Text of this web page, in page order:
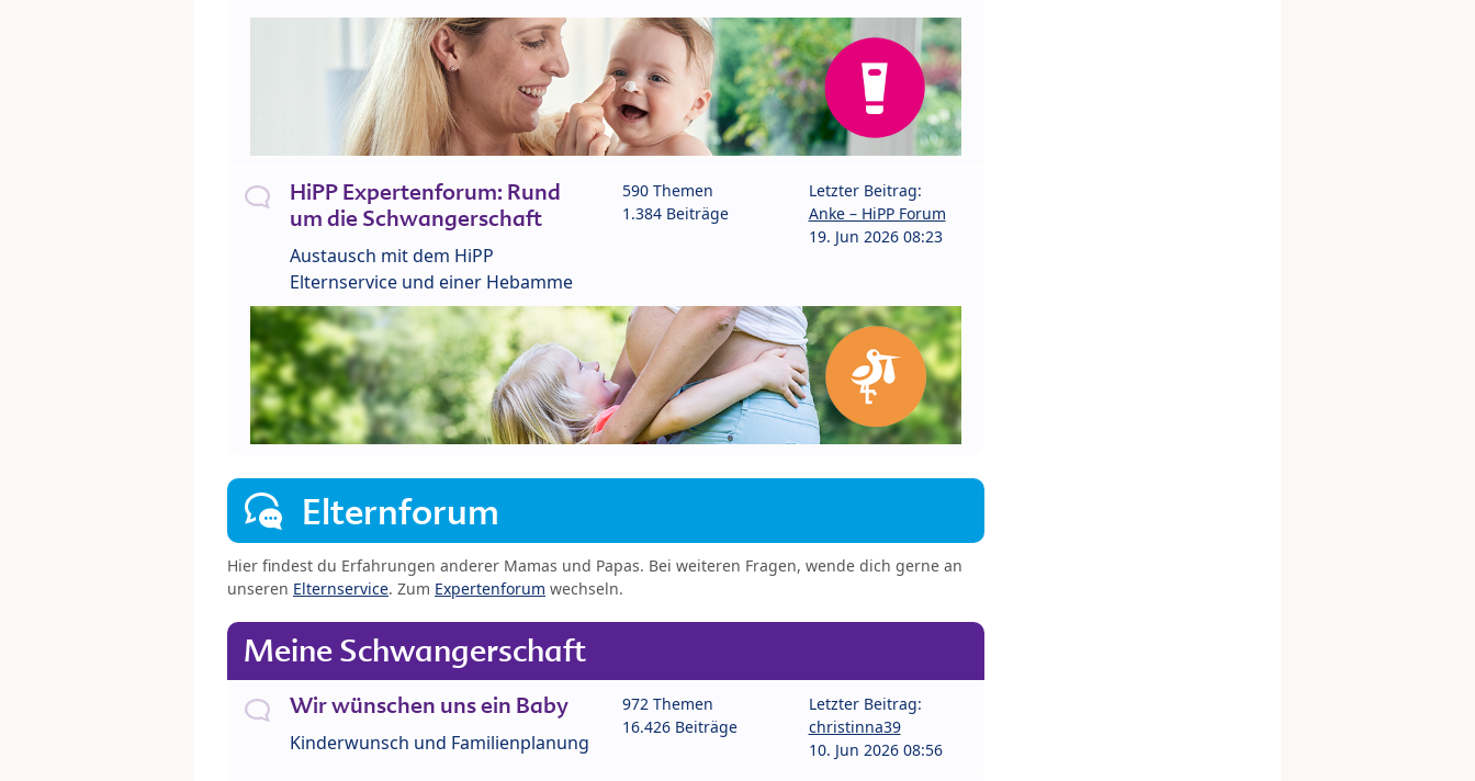
HiPP Expertenforum: Rund
um die Schwangerschaft
Austausch mit dem HiPP
Elternservice und einer Hebamme
590 Themen
1.384 Beiträge
Letzter Beitrag:
Anke – HiPP Forum
19. Jun 2026 08:23
Elternforum
Hier findest du Erfahrungen anderer Mamas und Papas. Bei weiteren Fragen, wende dich gerne an
unseren Elternservice. Zum Expertenforum wechseln.
Meine Schwangerschaft
Wir wünschen uns ein Baby
Kinderwunsch und Familienplanung
972 Themen
16.426 Beiträge
Letzter Beitrag:
christinna39
10. Jun 2026 08:56